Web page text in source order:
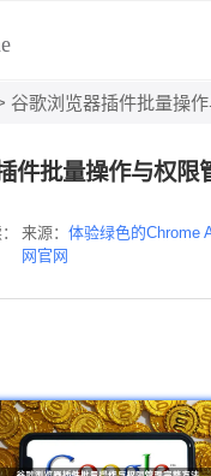
谷歌浏览器插件批量操作与
件批量操作与权限
来源：体验绿色的Chrome
网官网